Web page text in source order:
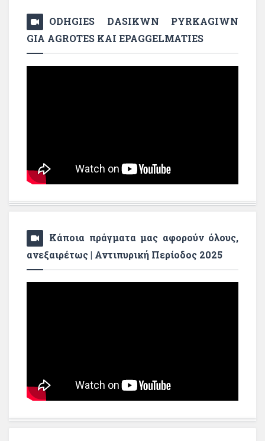
ODHGIES DASIKWN PYRKAGIWN
GIA AGROTES KAI EPAGGELMATIES
Κάποια πράγματα μας αφορούν όλους,
ανεξαιρέτως | Αντιπυρική Περίοδος 2025